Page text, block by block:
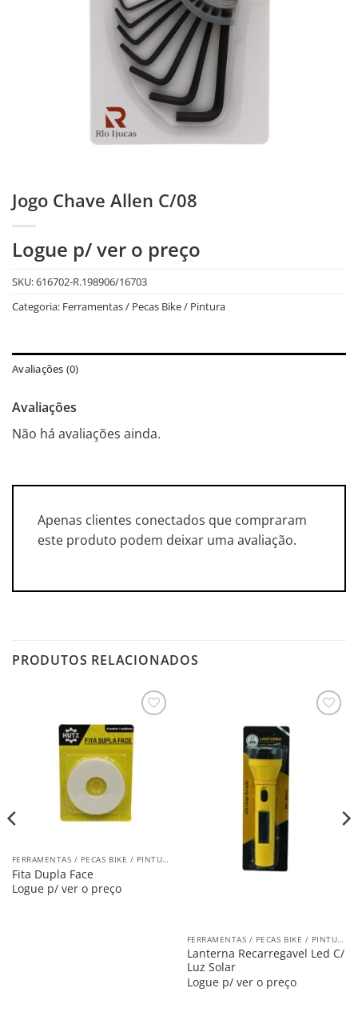
Jogo Chave Allen C/08
Logue p/ ver o preço
SKU:616702-R.198906/16703
Categoria: Ferramentas / Pecas Bike / Pintura
Avaliações (0)
Avaliações
Não há avaliações ainda.
Apenas clientes conectados que compraram
este produto podem deixar uma avaliação.
PRODUTOS RELACIONADOS
FERRAMENTAS / PECAS BIKE / PINTURA
Fita Dupla Face
Logue p/ ver o preço
FERRAMENTAS / PECAS BIKE / PINTURA
Lanterna Recarregavel Led C/
Luz Solar
Logue p/ ver o preço